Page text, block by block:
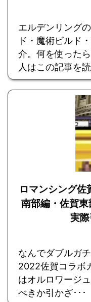
エルデンリング
ド・魔術ビルド
介。何を使った
人はこの記事を
ロマンシング
南部編・佐賀
実
なんでダブルガ
2022佐賀コラボ
はオルロワージ
べきか引かざ･･･